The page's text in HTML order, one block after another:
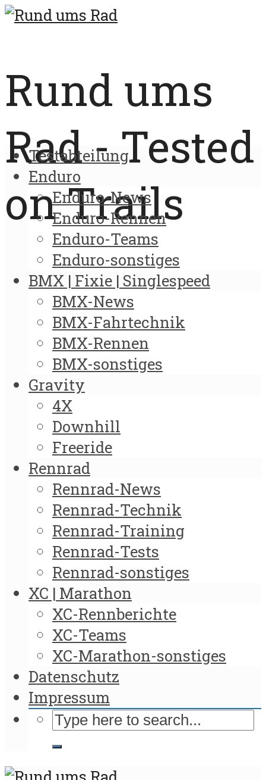
Rund ums
Rad - Tested
on Trails
Testabteilung
Enduro
Enduro-News
Enduro-Rennen
Enduro-Teams
Enduro-sonstiges
BMX | Fixie | Singlespeed
BMX-News
BMX-Fahrtechnik
BMX-Rennen
BMX-sonstiges
Gravity
4X
Downhill
Freeride
Rennrad
Rennrad-News
Rennrad-Technik
Rennrad-Training
Rennrad-Tests
Rennrad-sonstiges
XC | Marathon
XC-Rennberichte
XC-Teams
XC-Marathon-sonstiges
Datenschutz
Impressum